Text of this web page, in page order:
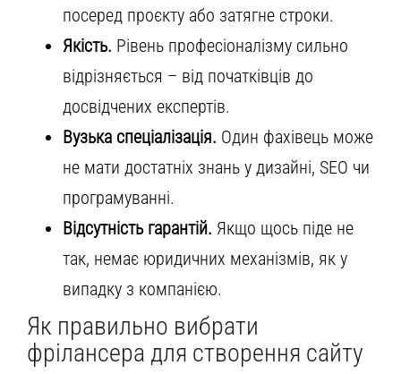
посеред проєкту або затягне строки.
Якість. Рівень професіоналізму сильно
відрізняється – від початківців до
досвідчених експертів.
Вузька спеціалізація. Один фахівець може
не мати достатніх знань у дизайні, SEO чи
програмуванні.
Відсутність гарантій. Якщо щось піде не
так, немає юридичних механізмів, як у
випадку з компанією.
Як правильно вибрати
фрілансера для створення сайту